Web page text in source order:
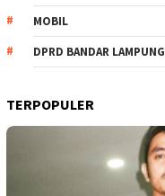
MOBIL
DPRD BANDAR LAMPUNG
TERPOPULER